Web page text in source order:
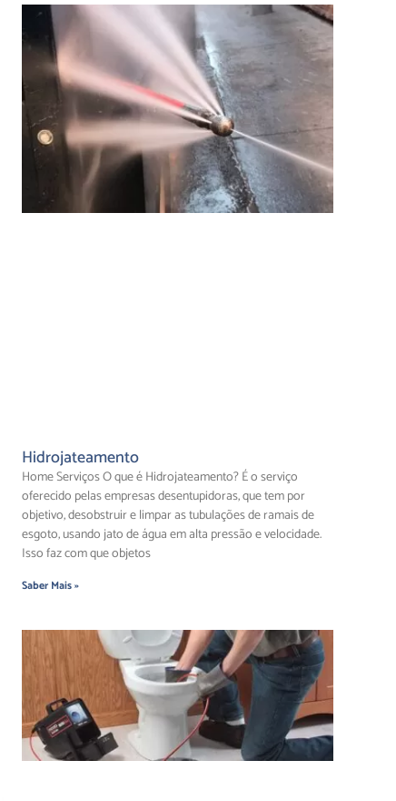
Hidrojateamento
Home Serviços O que é Hidrojateamento? É o serviço
oferecido pelas empresas desentupidoras, que tem por
objetivo, desobstruir e limpar as tubulações de ramais de
esgoto, usando jato de água em alta pressão e velocidade.
Isso faz com que objetos
Saber Mais »